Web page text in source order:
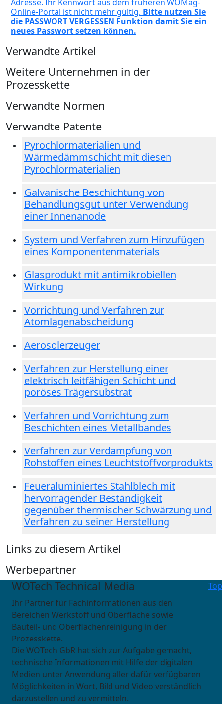
Adresse. Ihr Kennwort aus dem früheren WOMag-
Online-Portal ist nicht mehr gültig. Bitte nutzen Sie
die PASSWORT VERGESSEN Funktion damit Sie ein
neues Passwort setzen können.
Verwandte Artikel
Weitere Unternehmen in der
Prozesskette
Verwandte Normen
Verwandte Patente
Pyrochlormaterialien und
Wärmedämmschicht mit diesen
Pyrochlormaterialien
Galvanische Beschichtung von
Behandlungsgut unter Verwendung
einer Innenanode
System und Verfahren zum Hinzufügen
eines Komponentenmaterials
Glasprodukt mit antimikrobiellen
Wirkung
Vorrichtung und Verfahren zur
Atomlagenabscheidung
Aerosolerzeuger
Verfahren zur Herstellung einer
elektrisch leitfähigen Schicht und
poröses Trägersubstrat
Verfahren und Vorrichtung zum
Beschichten eines Metallbandes
Verfahren zur Verdampfung von
Rohstoffen eines Leuchtstoffvorprodukts
Feueraluminiertes Stahlblech mit
hervorragender Beständigkeit
gegenüber thermischer Schwärzung und
Verfahren zu seiner Herstellung
Links zu diesem Artikel
Werbepartner
Top
WOTech Technical Media
Ihr Partner für Fachinformationen aus den
Bereichen Werkstoff und Oberfläche sowie
Bauteil- und Oberflächenreinigung in der
Prozesskette.
Die WOTech GbR hat sich zur Aufgabe gemacht,
technische Informationen mit Hilfe der digitalen
Medien unter Anwendung aller dafür verfügbaren
Möglichkeiten in Wort, Bild und Video verständlich
darzustellen und zu vermitteln.